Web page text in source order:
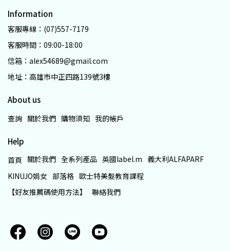
Information
客服專線：(07)557-7179
客服時間：09:00-18:00
信箱：alex54689@gmail.com
地址：高雄市中正四路139號3樓
About us
查詢 關於我們 購物須知 我的帳戶
Help
首頁 關於我們 全系列產品 英國label.m 義大利ALFAPARF
KINUJO娟女 部落格 歐士特美髮教育課程
【好友推薦碼使用方法】
聯絡我們